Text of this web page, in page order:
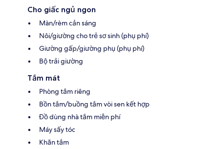
Cho giấc ngủ ngon
Màn/rèm cản sáng
Nôi/giường cho trẻ sơ sinh (phụ phí)
Giường gấp/giường phụ (phụ phí)
Bộ trải giường
Tắm mát
Phòng tắm riêng
Bồn tắm/buồng tắm vòi sen kết hợp
Đồ dùng nhà tắm miễn phí
Máy sấy tóc
Khăn tắm